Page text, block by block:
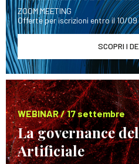
ZOOM MEETING
Offerte per iscrizioni entro il 10/09
SCOPRI I
WEBINAR / 17 settembre
La governance
Artificiale